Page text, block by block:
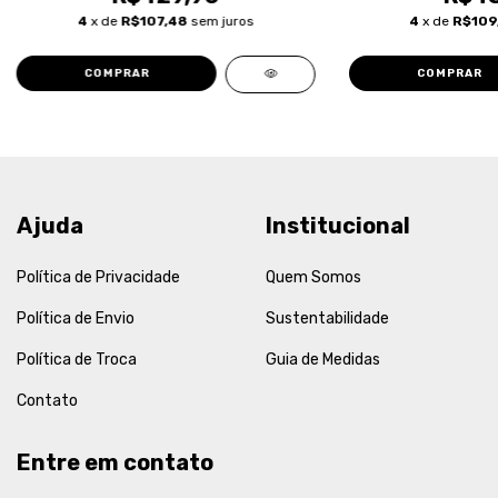
4 x de R$107,48 sem juros
COMPRAR
4 x de
COMPRAR
Ajuda
Política de Privacidade
Política de Envio
Política de Troca
Contato
Institucional
Quem Somos
Sustentabilidade
Guia de Medidas
Entre em contato